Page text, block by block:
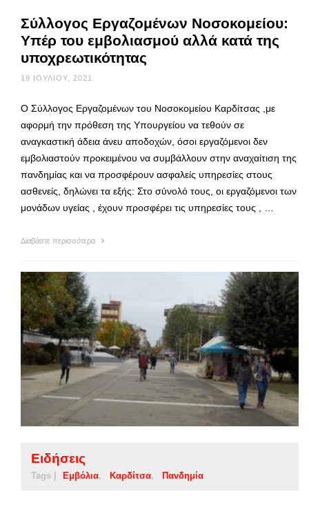
Σύλλογος Εργαζομένων Νοσοκομείου:
Υπέρ του εμβολιασμού αλλά κατά της
υποχρεωτικότητας
19 ΙΟΥΛΊΟΥ, 2021
Ο Σύλλογος Εργαζομένων του Νοσοκομείου Καρδίτσας ,με
αφορμή την πρόθεση της Υπουργείου να τεθούν σε
αναγκαστική άδεια άνευ αποδοχών, όσοι εργαζόμενοι δεν
εμβολιαστούν προκειμένου να συμβάλλουν στην αναχαίτιση της
πανδημίας και να προσφέρουν ασφαλείς υπηρεσίες στους
ασθενείς, δηλώνει τα εξής: Στο σύνολό τους, οι εργαζόμενοι των
μονάδων υγείας , έχουν προσφέρει τις υπηρεσίες τους , …
Διαβάστε περισσότερα
Ειδήσεις
Tags | Εμβόλια Καρδίτσα Πανδημία